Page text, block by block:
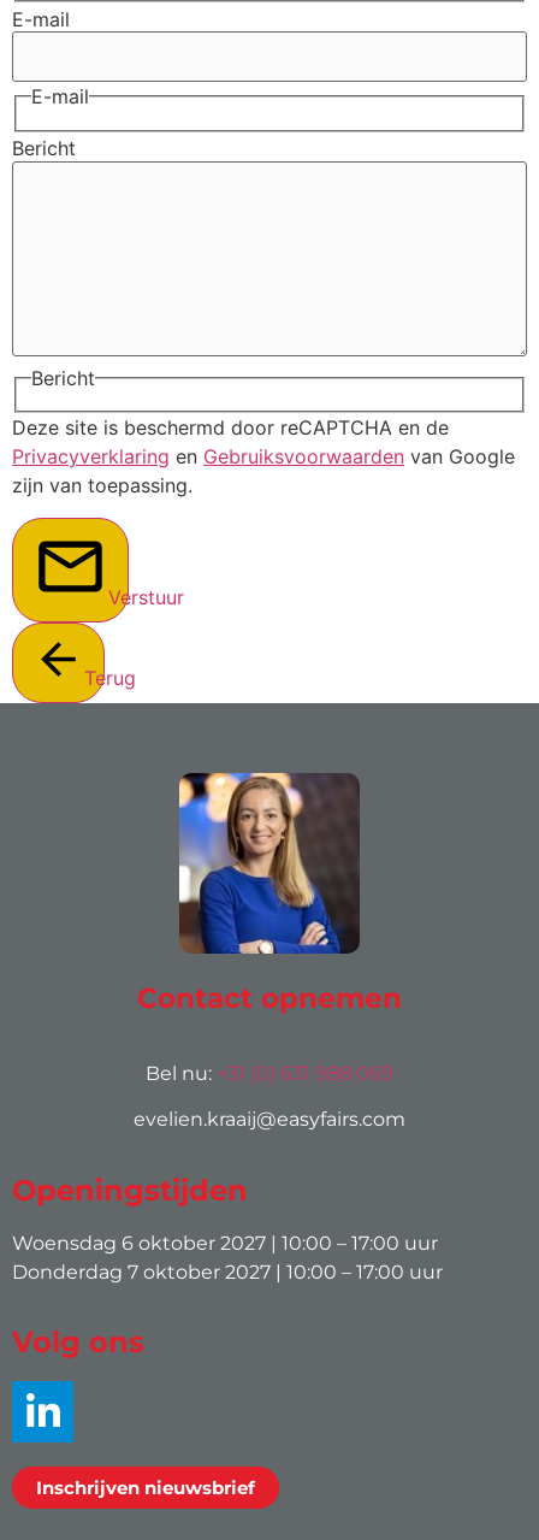
E-mail
E-mail
Bericht
Bericht
Deze site is beschermd door reCAPTCHA en de
Privacyverklaring en Gebruiksvoorwaarden van Google
zijn van toepassing.
Verstuur
Terug
Contact opnemen
Bel nu: +31 (0) 631 988 069
evelien.kraaij@easyfairs.com
Openingstijden
Woensdag 6 oktober 2027 | 10:00 – 17:00 uur
Donderdag 7 oktober 2027 | 10:00 – 17:00 uur
Volg ons
Inschrijven nieuwsbrief